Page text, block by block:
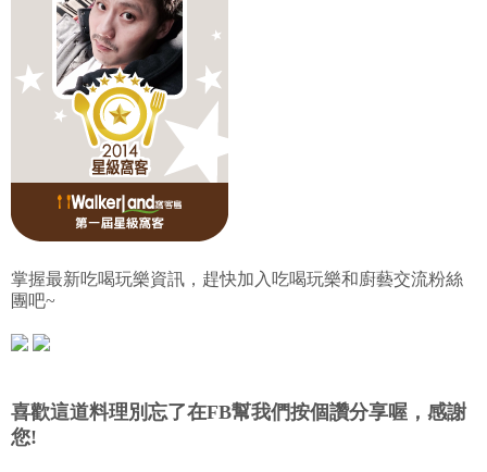
掌握最新吃喝玩樂資訊，趕快加入吃喝玩樂和廚藝交流粉絲
團吧~
喜歡這道料理別忘了在FB幫我們按個讚分享喔，感謝
您!